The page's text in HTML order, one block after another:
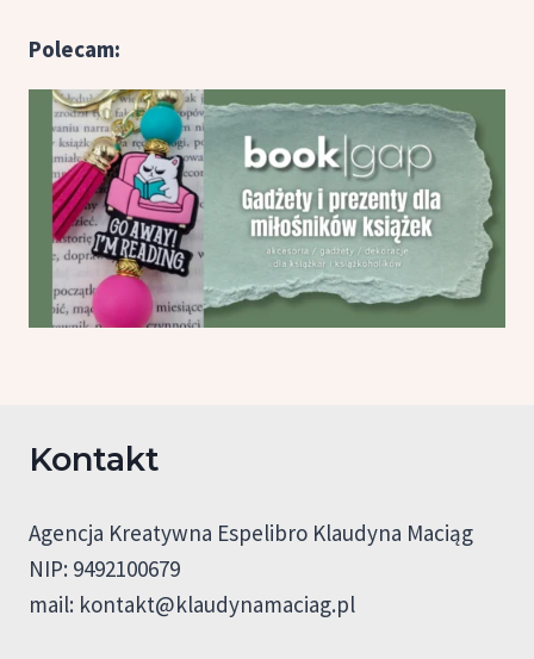
Polecam:
Kontakt
Agencja Kreatywna Espelibro Klaudyna Maciąg
NIP: 9492100679
mail: kontakt@klaudynamaciag.pl